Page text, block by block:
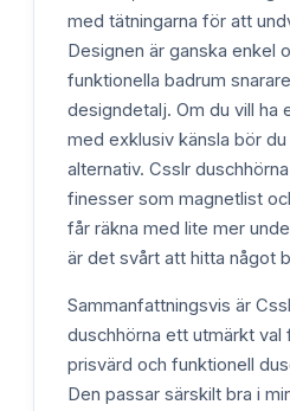
med tätningarna för att
Designen är ganska enkel
funktionella badrum
designdetalj. Om du vill ha
med exklusiv känsla bör
alternativ. Csslr
finesser som magnetlist
får räkna med lite mer
är det svårt att hitta något
Sammanfattningsvis är
duschhörna ett utmärkt val
prisvärd och funktionell
Den passar särskilt bra i